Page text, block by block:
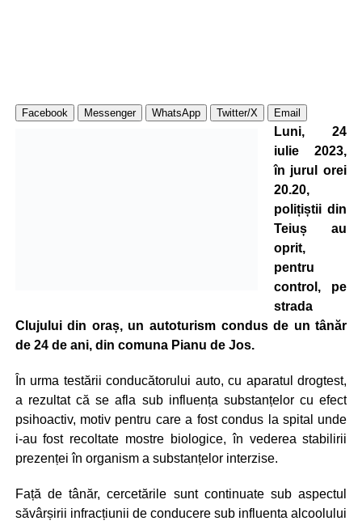
Facebook Messenger WhatsApp Twitter/X Email
Luni, 24
iulie 2023,
în jurul orei
20.20,
polițiștii din
Teiuș au
oprit,
pentru
control, pe
strada
Clujului din oraș, un autoturism condus de un tânăr
de 24 de ani, din comuna Pianu de Jos.
În urma testării conducătorului auto, cu aparatul drogtest,
a rezultat că se afla sub influența substanțelor cu efect
psihoactiv, motiv pentru care a fost condus la spital unde
i-au fost recoltate mostre biologice, în vederea stabilirii
prezenței în organism a substanțelor interzise.
Față de tânăr, cercetările sunt continuate sub aspectul
săvârșirii infracțiunii de conducere sub influenta alcoolului